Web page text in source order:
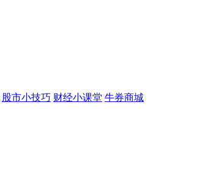
股市小技巧 财经小课堂 牛券商城